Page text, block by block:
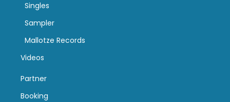
Singles
Sampler
Mallotze Records
Videos
Partner
Booking